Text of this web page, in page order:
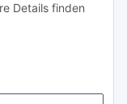
Details finden